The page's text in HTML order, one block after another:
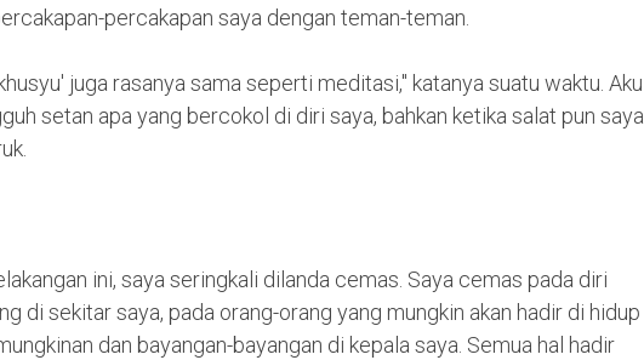
percakapan saya dengan teman-teman.
juga rasanya sama seperti meditasi," katanya suatu waktu. Aku
setan apa yang bercokol di diri saya, bahkan ketika salat pun saya
ini, saya seringkali dilanda cemas. Saya cemas pada diri
di sekitar saya, pada orang-orang yang mungkin akan hadir di hidup
dan bayangan-bayangan di kepala saya. Semua hal hadir